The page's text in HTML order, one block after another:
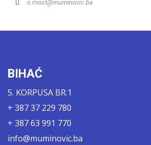
s.most@muminovic.ba
BIHAĆ
5. KORPUSA BR.1
+ 387 37 229 780
+ 387 63 991 770
info@muminovic.ba